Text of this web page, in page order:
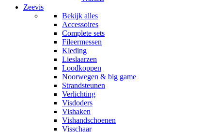
Zeevis
Bekijk alles
Accessoires
Complete sets
Fileermessen
Kleding
Lieslaarzen
Loodkoppen
Noorwegen & big game
Strandsteunen
Verlichting
Visdoders
Vishaken
Vishandschoenen
Visschaar